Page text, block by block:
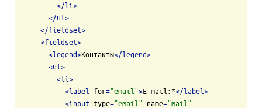
</li >
</ul >
</fieldset>
<fieldset>
<legend>Контакты</legend>
<ul >
<li >
<label for="email">E-mail:*</label >
<input type="email" name="mail"